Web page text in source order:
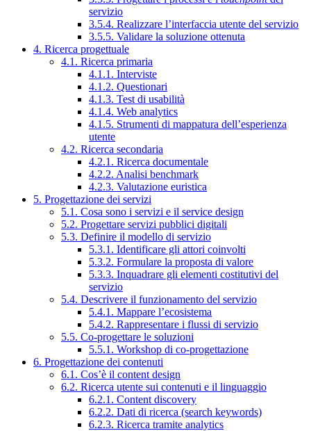
servizio
3.5.4. Realizzare l’interfaccia utente del servizio
3.5.5. Validare la soluzione ottenuta
4. Ricerca progettuale
4.1. Ricerca primaria
4.1.1. Interviste
4.1.2. Questionari
4.1.3. Test di usabilità
4.1.4. Web analytics
4.1.5. Strumenti di mappatura dell’esperienza
utente
4.2. Ricerca secondaria
4.2.1. Ricerca documentale
4.2.2. Analisi benchmark
4.2.3. Valutazione euristica
5. Progettazione dei servizi
5.1. Cosa sono i servizi e il service design
5.2. Progettare servizi pubblici digitali
5.3. Definire il modello di servizio
5.3.1. Identificare gli attori coinvolti
5.3.2. Formulare la proposta di valore
5.3.3. Inquadrare gli elementi costitutivi del
servizio
5.4. Descrivere il funzionamento del servizio
5.4.1. Mappare l’ecosistema
5.4.2. Rappresentare i flussi di servizio
5.5. Co-progettare le soluzioni
5.5.1. Workshop di co-progettazione
6. Progettazione dei contenuti
6.1. Cos’è il content design
6.2. Ricerca utente sui contenuti e il linguaggio
6.2.1. Content discovery
6.2.2. Dati di ricerca (search keywords)
6.2.3. Ricerca tramite analytics